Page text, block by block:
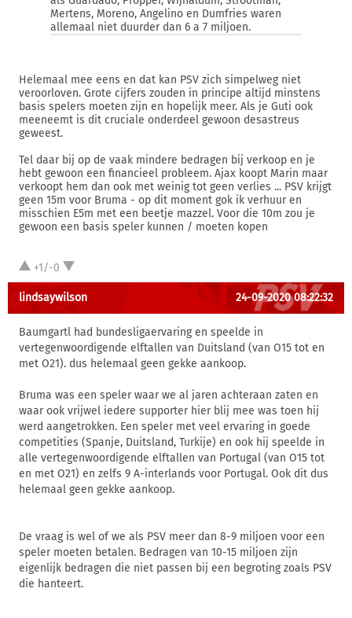
Mertens, Moreno, Angelino en Dumfries waren
allemaal niet duurder dan 6 a 7 miljoen.
Helemaal mee eens en dat kan PSV zich simpelweg niet
veroorloven. Grote cijfers zouden in principe altijd minstens
basis spelers moeten zijn en hopelijk meer. Als je Guti ook
meeneemt is dit cruciale onderdeel gewoon desastreus
geweest.
Tel daar bij op de vaak mindere bedragen bij verkoop en je
hebt gewoon een financieel probleem. Ajax koopt Marin maar
verkoopt hem dan ook met weinig tot geen verlies ... PSV krijgt
geen 15m voor Bruma - op dit moment gok ik verhuur en
misschien E5m met een beetje mazzel. Voor die 10m zou je
gewoon een basis speler kunnen / moeten kopen
+1/-0
lindsaywilson 24-09-2020 08:22:32
Baumgartl had bundesligaervaring en speelde in
vertegenwoordigende elftallen van Duitsland (van O15 tot en
met O21). dus helemaal geen gekke aankoop.
Bruma was een speler waar we al jaren achteraan zaten en
waar ook vrijwel iedere supporter hier blij mee was toen hij
werd aangetrokken. Een speler met veel ervaring in goede
competities (Spanje, Duitsland, Turkije) en ook hij speelde in
alle vertegenwoordigende elftallen van Portugal (van O15 tot
en met O21) en zelfs 9 A-interlands voor Portugal. Ook dit dus
helemaal geen gekke aankoop.
De vraag is wel of we als PSV meer dan 8-9 miljoen voor een
speler moeten betalen. Bedragen van 10-15 miljoen zijn
eigenlijk bedragen die niet passen bij een begroting zoals PSV
die hanteert.